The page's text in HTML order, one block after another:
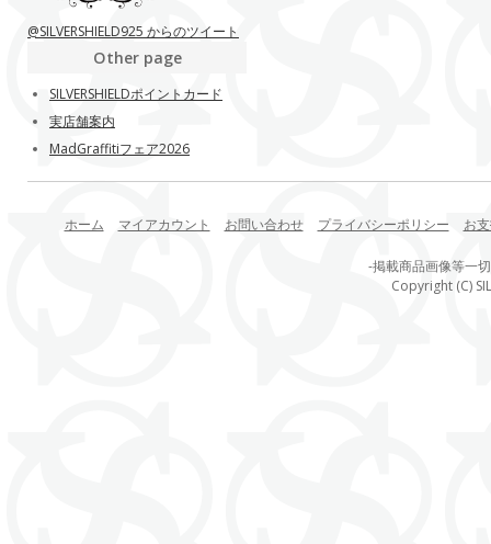
@SILVERSHIELD925 からのツイート
Other page
SILVERSHIELDポイントカード
実店舗案内
MadGraffitiフェア2026
ホーム マイアカウント お問い合わせ プライバシーポリシー お
-掲載商品画像等一
Copyright (C)